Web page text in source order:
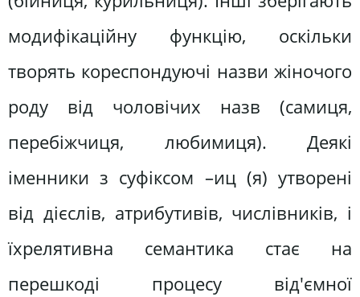
модифікаційну функцію, оскільки
творять кореспондуючі назви жіночого
роду від чоловічих назв (самиця,
перебіжчиця, любимиця). Деякі
іменники з суфіксом –иц (я) утворені
від дієслів, атрибутивів, числівників, і
їхрелятивна семантика стає на
перешкоді процесу від'ємної